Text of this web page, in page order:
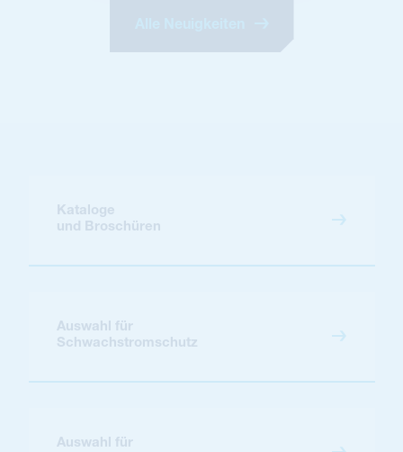
Kataloge
und Broschüren
Auswahl für
Schwachstromschutz
Auswahl für